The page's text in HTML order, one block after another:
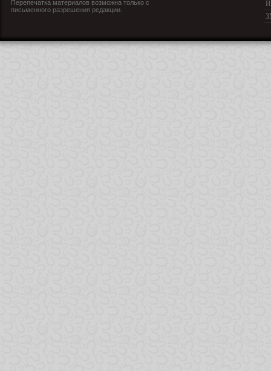
Перепечатка материалов возможна только с
письменного разрешения редакции.